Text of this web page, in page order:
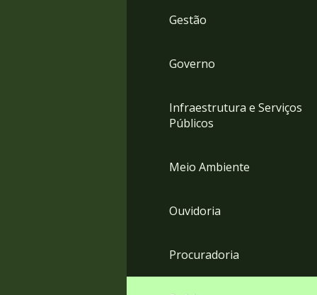
Gestão
Governo
Infraestrutura e Serviços
Públicos
Meio Ambiente
Ouvidoria
Procuradoria